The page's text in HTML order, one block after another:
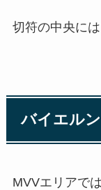
切符の中央に
バイエル
MVVエリアで